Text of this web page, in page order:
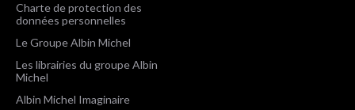
Charte de protection des
données personnelles
Le Groupe Albin Michel
Les librairies du groupe Albin
Michel
Albin Michel Imaginaire